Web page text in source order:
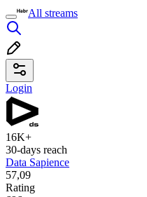
All streams
Login
16K+
30-days reach
Data Sapience
57,09
Rating